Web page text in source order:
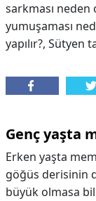
sarkması neden
yumuşaması
yapılır?, Sütyen
Genç yaşta
Erken yaşta
göğüs derisinin
büyük olmasa